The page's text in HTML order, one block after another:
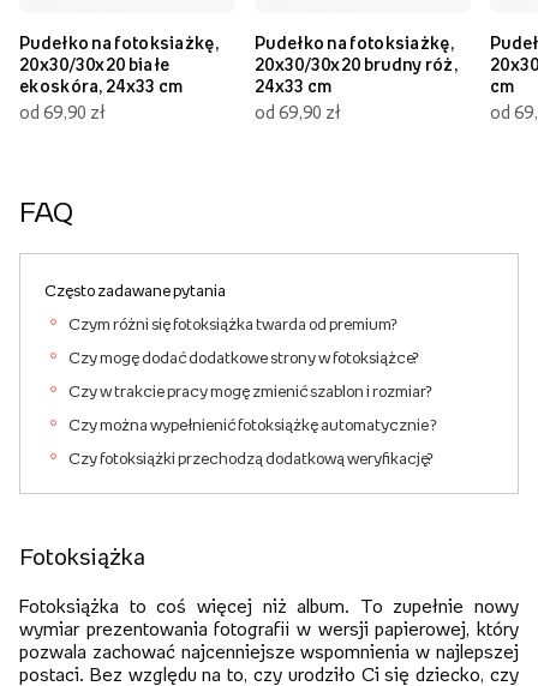
Pudełko na fotoksiażkę,
20x30/30x20 białe
ekoskóra, 24x33 cm
od 69,90 zł
Pudełko na fotoksiażkę,
20x30/30x20 brudny róż,
24x33 cm
od 69,90 zł
cm
od
FAQ
Często zadawane pytania
Czym różni się fotoksiążka twarda od premium?
Czy mogę dodać dodatkowe strony w fotoksiążce?
Czy w trakcie pracy mogę zmienić szablon i rozmiar?
Czy można wypełnienić fotoksiążkę automatycznie ?
Czy fotoksiążki przechodzą dodatkową weryfikację?
Fotoksiążka
Fotoksiążka to coś więcej niż album. To zupełnie nowy
wymiar prezentowania fotografii w wersji papierowej, który
pozwala zachować najcenniejsze wspomnienia w najlepszej
postaci. Bez względu na to, czy urodziło Ci się dziecko, czy